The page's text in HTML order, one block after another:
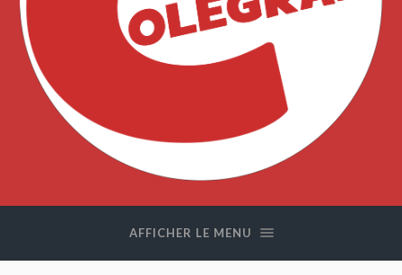
Colegram
AFFICHER LE MENU